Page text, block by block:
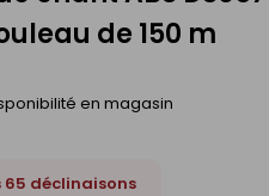
de 150 m
en magasin
65 déclinaisons